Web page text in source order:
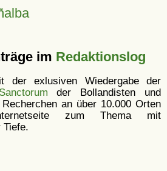
im Redaktionslog
der exlusiven Wiedergabe der
der Bollandisten und
an über 10.000 Orten
zum Thema mit
Tiefe.